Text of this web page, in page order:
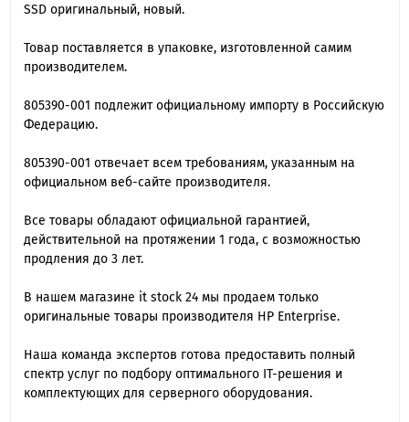
SSD оригинальный, новый.
Товар поставляется в упаковке, изготовленной самим
производителем.
805390-001 подлежит официальному импорту в Российскую
Федерацию.
805390-001 отвечает всем требованиям, указанным на
официальном веб-сайте производителя.
Все товары обладают официальной гарантией,
действительной на протяжении 1 года, с возможностью
продления до 3 лет.
В нашем магазине it stock 24 мы продаем только
оригинальные товары производителя HP Enterprise.
Наша команда экспертов готова предоставить полный
спектр услуг по подбору оптимального IT-решения и
комплектующих для серверного оборудования.